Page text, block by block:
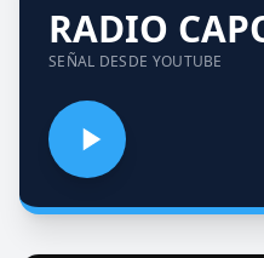
RADIO
SEÑAL DESDE YOUTUBE